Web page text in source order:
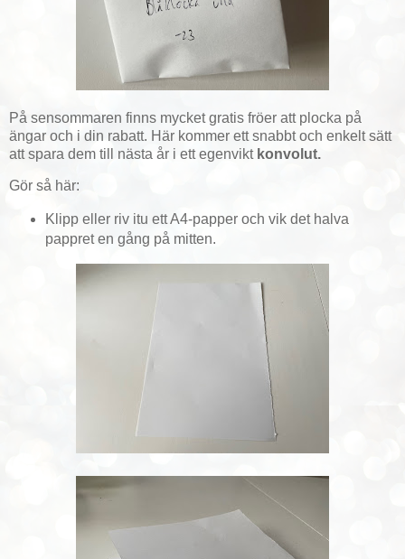
På sensommaren finns mycket gratis fröer att plocka på
ängar och i din rabatt. Här kommer ett snabbt och enkelt sätt
att spara dem till nästa år i ett egenvikt konvolut.
Gör så här:
Klipp eller riv itu ett A4-papper och vik det halva
pappret en gång på mitten.